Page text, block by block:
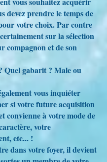
devez prendre le temps de
votre choix. Par contre
sur la sélection
compagnon et de son
Quel gabarit ? Male ou
vous inquiéter
si votre future acquisition
convienne à votre mode de
votre
etc... !
dans votre foyer, il devient